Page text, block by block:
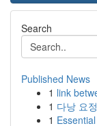
Search
Published News
1 link
1 다낭 요
1